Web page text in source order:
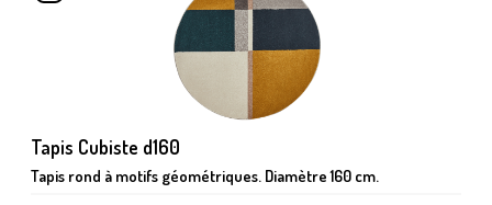
Tapis Cubiste d160
Tapis rond à motifs géométriques. Diamètre 160 cm.